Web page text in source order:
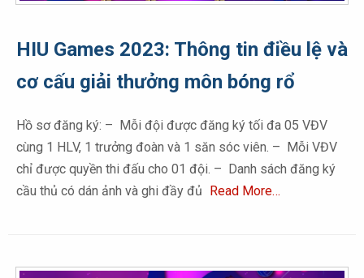
HIU Games 2023: Thông tin điều lệ và
cơ cấu giải thưởng môn bóng rổ
Hồ sơ đăng ký: – Mỗi đội được đăng ký tối đa 05 VĐV
cùng 1 HLV, 1 trưởng đoàn và 1 săn sóc viên. – Mỗi VĐV
chỉ được quyền thi đấu cho 01 đội. – Danh sách đăng ký
cầu thủ có dán ảnh và ghi đầy đủ Read More…